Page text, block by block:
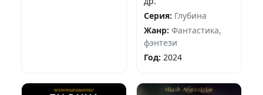
Серия: Глубина
Жанр: Фантастика,
фэнтези
Год: 2024